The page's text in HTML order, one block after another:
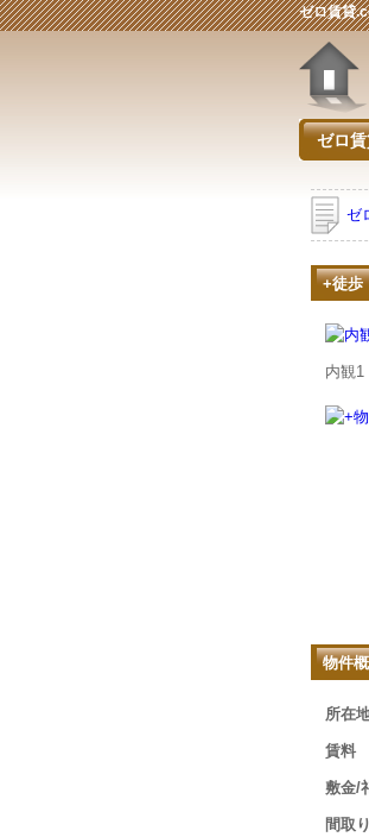
ゼロ賃貸
ゼロ
ゼ
+徒歩
内観1
物件
所在
賃料
敷金/
間取り